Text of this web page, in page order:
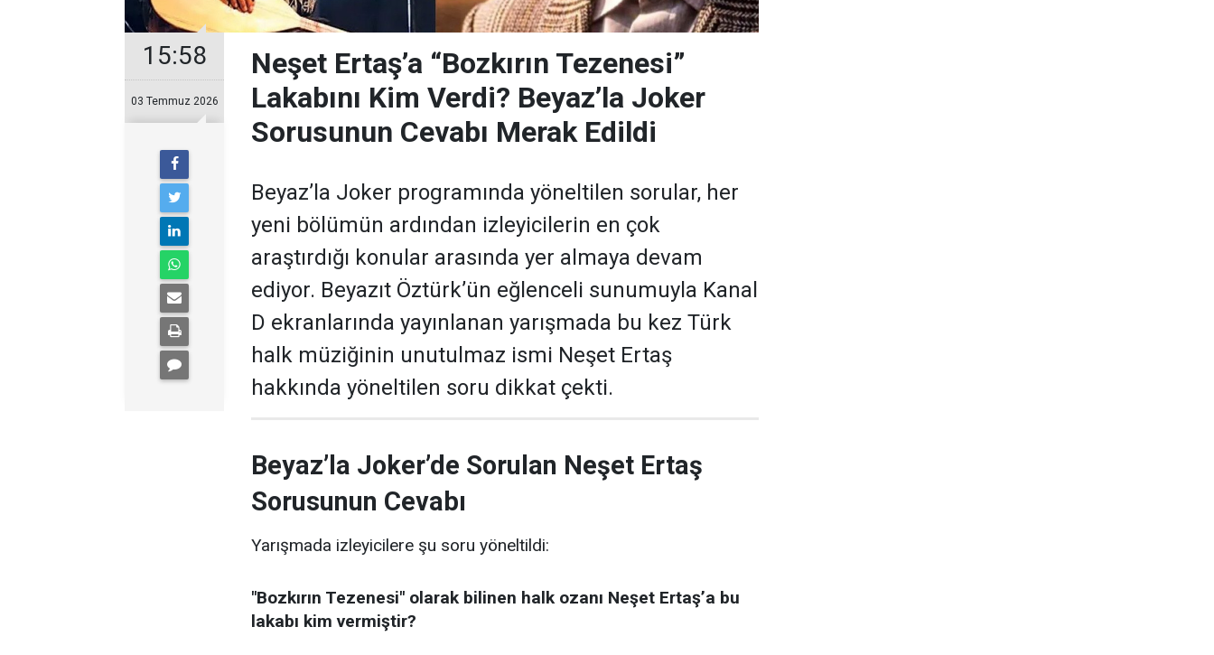
15:58
03 Temmuz 2026
Neşet Ertaş’a “Bozkırın Tezenesi”
Lakabını Kim Verdi? Beyaz’la Joker
Sorusunun Cevabı Merak Edildi
Beyaz’la Joker programında yöneltilen sorular, her
yeni bölümün ardından izleyicilerin en çok
araştırdığı konular arasında yer almaya devam
ediyor. Beyazıt Öztürk’ün eğlenceli sunumuyla Kanal
D ekranlarında yayınlanan yarışmada bu kez Türk
halk müziğinin unutulmaz ismi Neşet Ertaş
hakkında yöneltilen soru dikkat çekti.
Beyaz’la Joker’de Sorulan Neşet Ertaş
Sorusunun Cevabı
Yarışmada izleyicilere şu soru yöneltildi:
"Bozkırın Tezenesi" olarak bilinen halk ozanı Neşet Ertaş’a bu
lakabı kim vermiştir?